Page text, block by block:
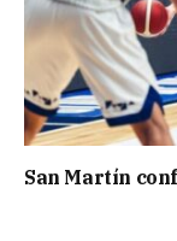
San Martín